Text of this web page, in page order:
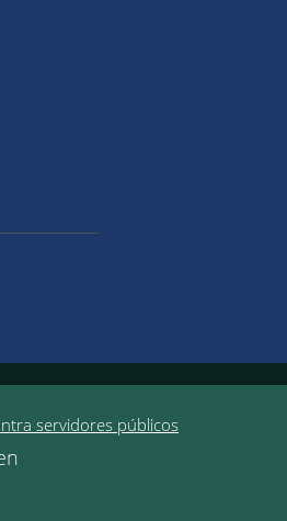
servidores públicos